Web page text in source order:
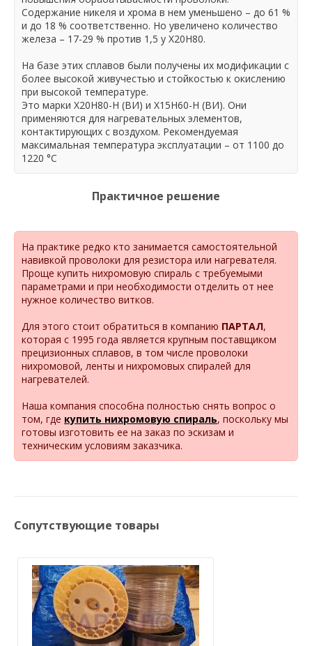
Содержание никеля и хрома в нем уменьшено – до 61 %
и до 18 % соответственно. Но увеличено количество
железа – 17-29 % против 1,5 у Х20Н80.
На базе этих сплавов были получены их модификации с
более высокой живучестью и стойкостью к окислению
при высокой температуре.
Это марки Х20Н80-Н (ВИ) и Х15Н60-Н (ВИ). Они
применяются для нагревательных элементов,
контактирующих с воздухом. Рекомендуемая
максимальная температура эксплуатации – от 1100 до
1220 °С
Практичное решение
На практике редко кто занимается самостоятельной
навивкой проволоки для резистора или нагревателя.
Проще купить нихромовую спираль с требуемыми
параметрами и при необходимости отделить от нее
нужное количество витков.
Для этого стоит обратиться в компанию ПАРТАЛ,
которая с 1995 года является крупным поставщиком
прецизионных сплавов, в том числе проволоки
нихромовой, ленты и нихромовых спиралей для
нагревателей.
Наша компания способна полностью снять вопрос о
том, где купить нихромовую спираль, поскольку мы
готовы изготовить ее на заказ по эскизам и
техническим условиям заказчика.
Сопутствующие товары